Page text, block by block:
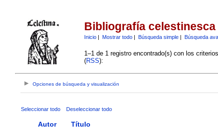
Bibliografía celestinesca
Inicio| Mostrar todo| Búsqueda simple| Búsqueda
1–1 de 1 registro encontrado(s) con los
(RSS):
Opciones de búsqueda y visualización
Seleccionar todo Deseleccionar todo
Autor Título